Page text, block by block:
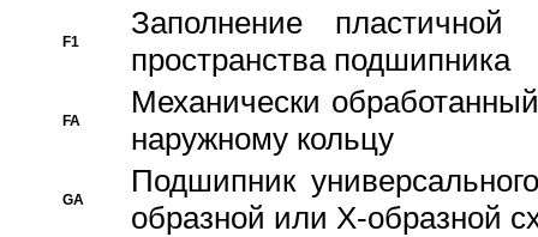
F1
Заполнение
пространства подшипника
FA
Механически
наружному кольцу
GA
Подшипник
образной или Х-образной